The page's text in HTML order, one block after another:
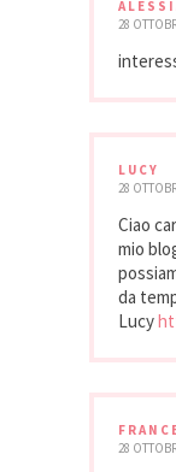
28
LUCY
28
Ciao
mio
da
Lucy
28